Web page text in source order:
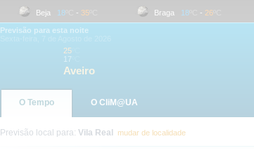
Beja 18ºC 35ºC Braga 18ºC 26ºC
Previsão para esta noite
25
17
Aveiro
O Tempo O CliM@UA
Previsão local para: Vila Real mudar de localidade